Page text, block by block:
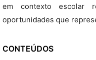
em contexto escolar
oportunidades que
CONTEÚDOS